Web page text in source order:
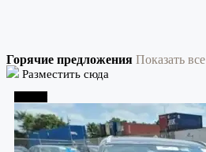
Горячие предложения Показать все
Разместить сюда